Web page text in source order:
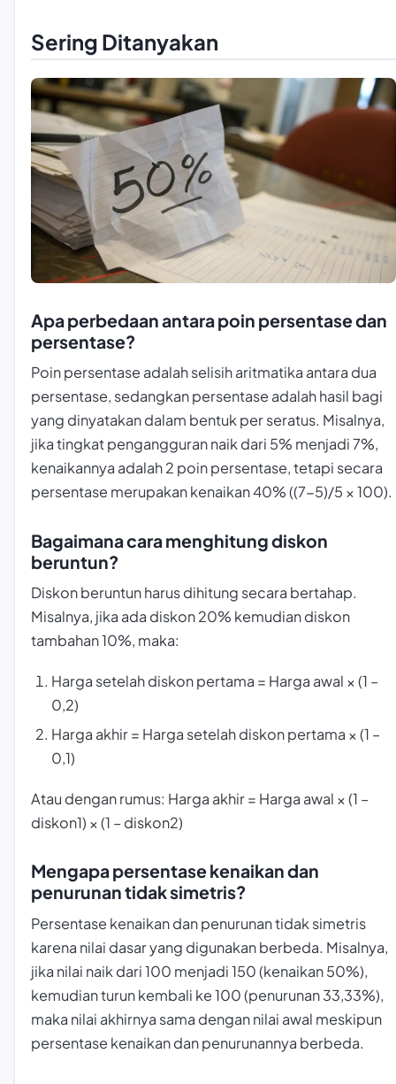
Sering Ditanyakan
Apa perbedaan antara poin persentase dan
persentase?
Poin persentase adalah selisih aritmatika antara dua
persentase, sedangkan persentase adalah hasil bagi
yang dinyatakan dalam bentuk per seratus. Misalnya,
jika tingkat pengangguran naik dari 5% menjadi 7%,
kenaikannya adalah 2 poin persentase, tetapi secara
persentase merupakan kenaikan 40% ((7-5)/5 × 100).
Bagaimana cara menghitung diskon
beruntun?
Diskon beruntun harus dihitung secara bertahap.
Misalnya, jika ada diskon 20% kemudian diskon
tambahan 10%, maka:
Harga setelah diskon pertama = Harga awal × (1 –
0,2)
Harga akhir = Harga setelah diskon pertama × (1 –
0,1)
Atau dengan rumus: Harga akhir = Harga awal × (1 –
diskon1) × (1 – diskon2)
Mengapa persentase kenaikan dan
penurunan tidak simetris?
Persentase kenaikan dan penurunan tidak simetris
karena nilai dasar yang digunakan berbeda. Misalnya,
jika nilai naik dari 100 menjadi 150 (kenaikan 50%),
kemudian turun kembali ke 100 (penurunan 33,33%),
maka nilai akhirnya sama dengan nilai awal meskipun
persentase kenaikan dan penurunannya berbeda.